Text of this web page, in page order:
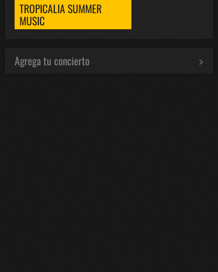
TROPICALIA SUMMER
MUSIC
Agrega tu concierto